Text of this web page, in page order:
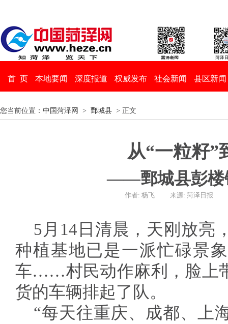
首 页 本地要闻 深度报道 权威发布 社会新闻 县区新闻
您当前位置： 中国菏泽网 > 鄄城县 > 正文
从“一粒籽”
——鄄城县彭楼
作者: 杨飞 来源: 菏泽日报
5月14日清晨，天刚放亮
种植基地已是一派忙碌景
车……村民动作麻利，脸上
货的车辆排起了队。
“每天往重庆、成都、上